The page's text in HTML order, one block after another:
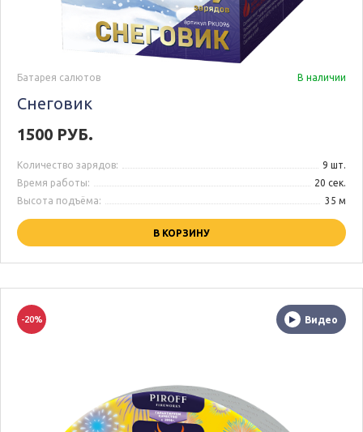
Батарея салютов В наличии
Снеговик
1500 РУБ.
Количество зарядов:
9 шт.
Время работы:
20 сек.
Высота подъёма:
35 м
В КОРЗИНУ
Видео
-20%